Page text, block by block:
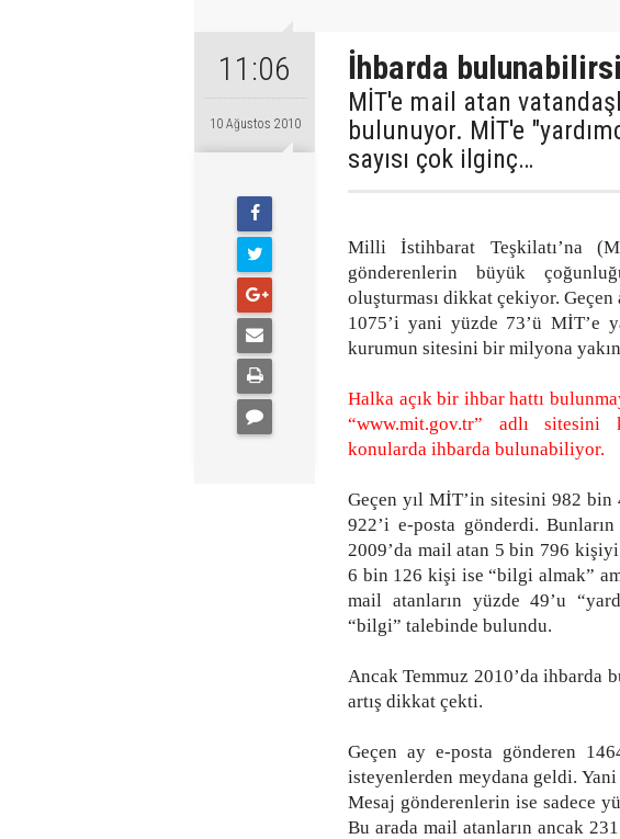
11:06
10 Ağustos 2010
İhbarda
MİT'e mail atan
bulunuyor. MİT'e
sayısı çok ilginç…
Milli İstihbarat Teşkilatı’na
gönderenlerin büyük
oluşturması dikkat çekiyor.
1075’i yani yüzde 73’ü MİT’e
kurumun sitesini bir milyona
Halka açık bir ihbar hattı
“www.mit.gov.tr” adlı
konularda ihbarda bulunabiliyor.
Geçen yıl MİT’in sitesini 982
922’i e-posta gönderdi.
2009’da mail atan 5 bin 796
6 bin 126 kişi ise “bilgi almak”
mail atanların yüzde 49’u
“bilgi” talebinde bulundu.
Ancak Temmuz 2010’da ihbarda
artış dikkat çekti.
Geçen ay e-posta gönderen
isteyenlerden meydana geldi.
Mesaj gönderenlerin ise sadece
Bu arada mail atanların ancak